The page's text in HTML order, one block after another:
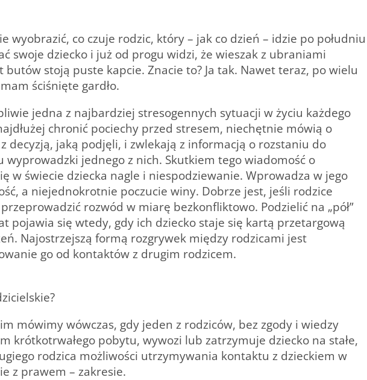
wyobrazić, co czuje rodzic, który – jak co dzień – idzie po południu
swoje dziecko i już od progu widzi, że wieszak z ubraniami
stoją puste kapcie. Znacie to? Ja tak. Nawet teraz, po wielu
ściśnięte gardło.
jedna z najbardziej stresogennych sytuacji w życiu każdego
chronić pociechy przed stresem, niechętnie mówią o
decyzją, jaką podjęli, i zwlekają z informacją o rozstaniu do
wyprowadzki jednego z nich. Skutkiem tego wiadomość o
w świecie dziecka nagle i niespodziewanie. Wprowadza w jego
a niejednokrotnie poczucie winy. Dobrze jest, jeśli rodzice
rozwód w miarę bezkonfliktowo. Podzielić na „pół”
pojawia się wtedy, gdy ich dziecko staje się kartą przetargową
Najostrzejszą formą rozgrywek między rodzicami jest
go od kontaktów z drugim rodzicem.
mówimy wówczas, gdy jeden z rodziców, bez zgody i wiedzy
krótkotrwałego pobytu, wywozi lub zatrzymuje dziecko na stałe,
rodzica możliwości utrzymywania kontaktu z dzieckiem w
z prawem – zakresie.